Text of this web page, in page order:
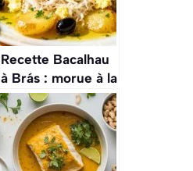
Recette Bacalhau
à Brás : morue à la
Portugaise